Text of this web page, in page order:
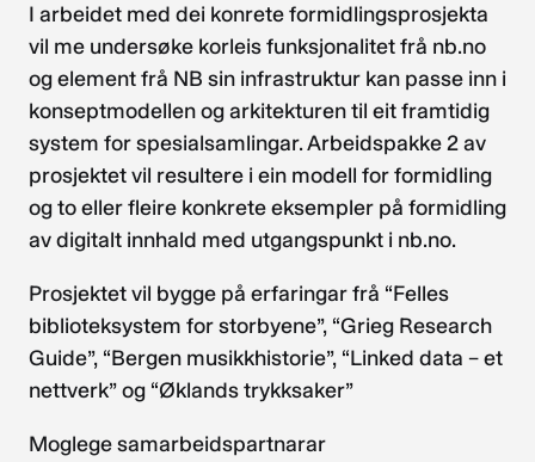
I arbeidet med dei konrete formidlingsprosjekta
vil me undersøke korleis funksjonalitet frå nb.no
og element frå NB sin infrastruktur kan passe inn i
konseptmodellen og arkitekturen til eit framtidig
system for spesialsamlingar. Arbeidspakke 2 av
prosjektet vil resultere i ein modell for formidling
og to eller fleire konkrete eksempler på formidling
av digitalt innhald med utgangspunkt i nb.no.
Prosjektet vil bygge på erfaringar frå “Felles
biblioteksystem for storbyene”, “Grieg Research
Guide”, “Bergen musikkhistorie”, “Linked data – et
nettverk” og “Øklands trykksaker”
Moglege samarbeidspartnarar